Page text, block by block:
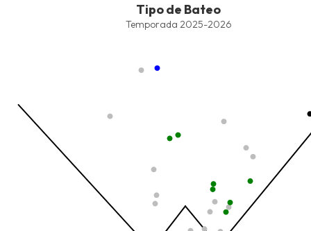
Combination chart with 8 data series.
Tipo de Bateo
Temporada 2025-2026